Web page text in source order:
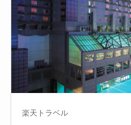
楽天トラベル